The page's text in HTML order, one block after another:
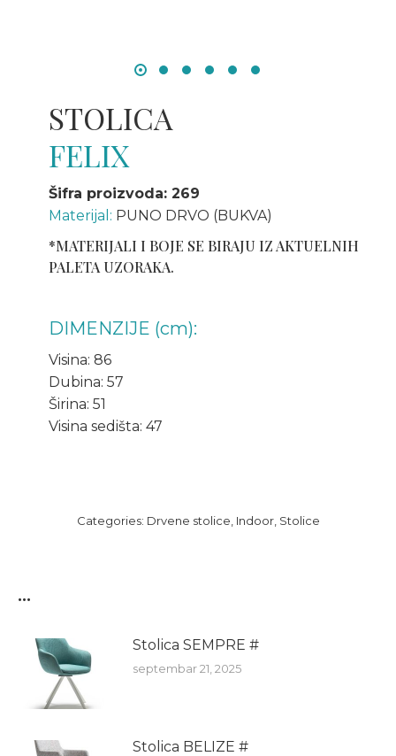
STOLICA
FELIX
Šifra proizvoda: 269
Materijal: PUNO DRVO (BUKVA)
*MATERIJALI I BOJE SE BIRAJU IZ AKTUELNIH
PALETA UZORAKA.
DIMENZIJE (cm):
Visina: 86
Dubina: 57
Širina: 51
Visina sedišta: 47
Categories: Drvene stolice Indoor, Stolice
...
Stolica SEMPRE #
septembar 21, 2025
Stolica BELIZE #